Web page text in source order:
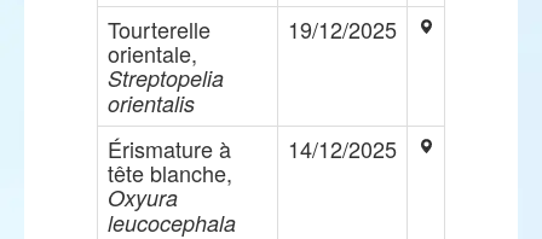
Tourterelle
orientale,
Streptopelia
orientalis
19/12/2025
Érismature à
tête blanche,
Oxyura
leucocephala
14/12/2025